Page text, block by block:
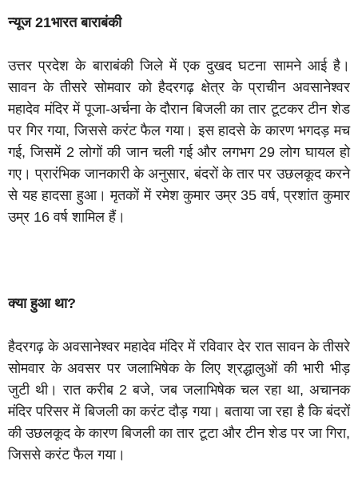
न्यूज 21भारत बाराबंकी
उत्तर प्रदेश के बाराबंकी जिले में एक दुखद घटना सामने आई है।
सावन के तीसरे सोमवार को हैदरगढ़ क्षेत्र के प्राचीन अवसानेश्वर
महादेव मंदिर में पूजा-अर्चना के दौरान बिजली का तार टूटकर टीन शेड
पर गिर गया, जिससे करंट फैल गया। इस हादसे के कारण भगदड़ मच
गई, जिसमें 2 लोगों की जान चली गई और लगभग 29 लोग घायल हो
गए। प्रारंभिक जानकारी के अनुसार, बंदरों के तार पर उछलकूद करने
से यह हादसा हुआ। मृतकों में रमेश कुमार उम्र 35 वर्ष, प्रशांत कुमार
उम्र 16 वर्ष शामिल हैं।
क्या हुआ था?
हैदरगढ़ के अवसानेश्वर महादेव मंदिर में रविवार देर रात सावन के तीसरे
सोमवार के अवसर पर जलाभिषेक के लिए श्रद्धालुओं की भारी भीड़
जुटी थी। रात करीब 2 बजे, जब जलाभिषेक चल रहा था, अचानक
मंदिर परिसर में बिजली का करंट दौड़ गया। बताया जा रहा है कि बंदरों
की उछलकूद के कारण बिजली का तार टूटा और टीन शेड पर जा गिरा,
जिससे करंट फैल गया।